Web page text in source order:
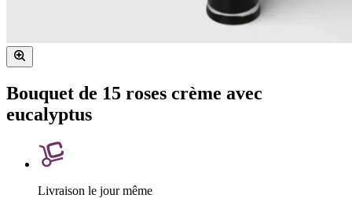
Bouquet de 15 roses crème avec
eucalyptus
Livraison le jour même